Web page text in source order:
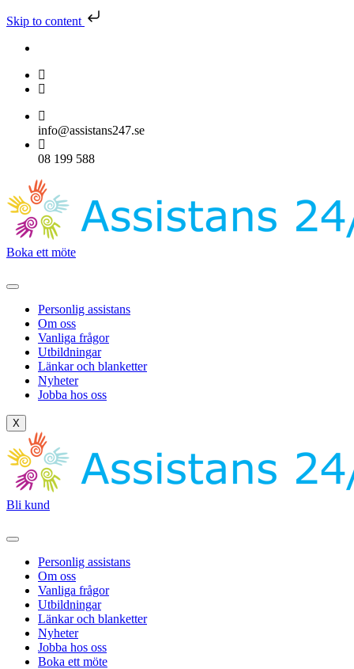
Skip to content
info@assistans247.se
08 199 588
Boka ett möte
Personlig assistans
Om oss
Vanliga frågor
Utbildningar
Länkar och blanketter
Nyheter
Jobba hos oss
X
Bli kund
Personlig assistans
Om oss
Vanliga frågor
Utbildningar
Länkar och blanketter
Nyheter
Jobba hos oss
Boka ett möte